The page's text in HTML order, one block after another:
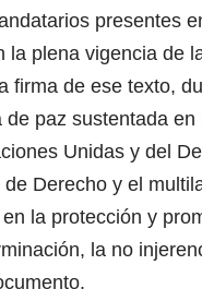
presentes
la plena vigencia de
firma de ese texto,
de paz sustentada
Unidas y del
Derecho y el
la protección y
la no